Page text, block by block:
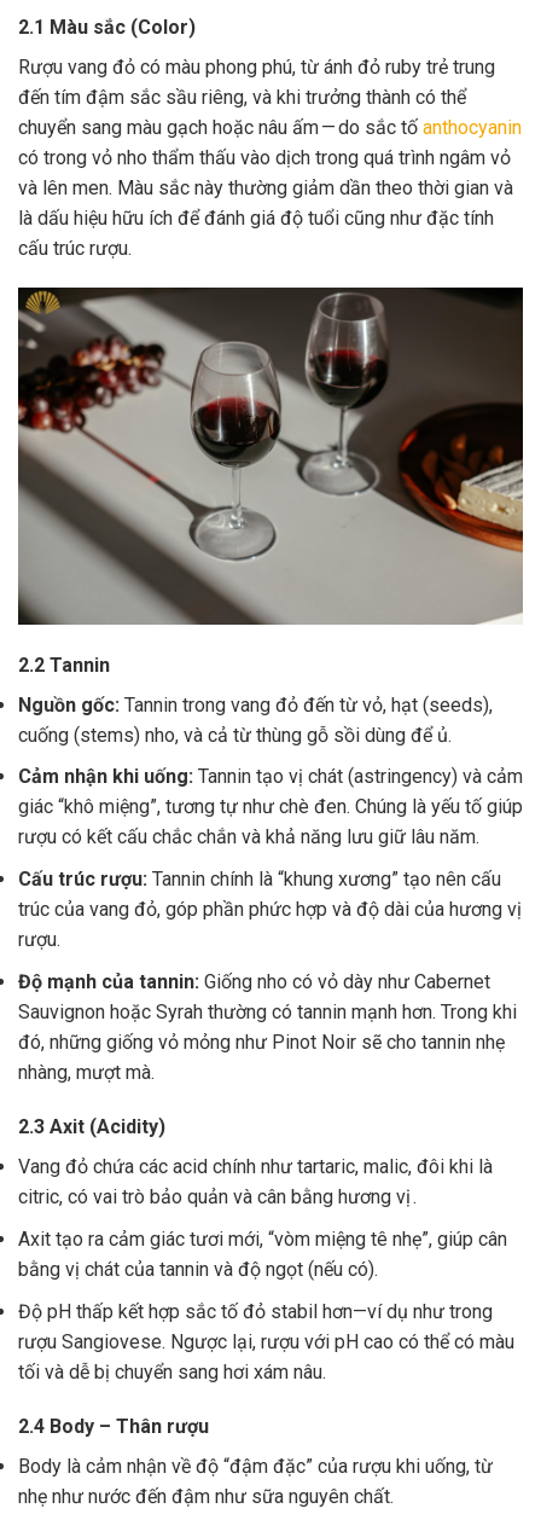
2.1 Màu sắc (Color)
Rượu vang đỏ có màu phong phú, từ ánh đỏ ruby trẻ trung
đến tím đậm sắc sầu riêng, và khi trưởng thành có thể
chuyển sang màu gạch hoặc nâu ấm — do sắc tố anthocyanin
có trong vỏ nho thẩm thấu vào dịch trong quá trình ngâm vỏ
và lên men. Màu sắc này thường giảm dần theo thời gian và
là dấu hiệu hữu ích để đánh giá độ tuổi cũng như đặc tính
cấu trúc rượu.
2.2 Tannin
Nguồn gốc: Tannin trong vang đỏ đến từ vỏ, hạt (seeds),
cuống (stems) nho, và cả từ thùng gỗ sồi dùng để ủ.
Cảm nhận khi uống: Tannin tạo vị chát (astringency) và cảm
giác “khô miệng”, tương tự như chè đen. Chúng là yếu tố giúp
rượu có kết cấu chắc chắn và khả năng lưu giữ lâu năm.
Cấu trúc rượu: Tannin chính là “khung xương” tạo nên cấu
trúc của vang đỏ, góp phần phức hợp và độ dài của hương vị
rượu.
Độ mạnh của tannin: Giống nho có vỏ dày như Cabernet
Sauvignon hoặc Syrah thường có tannin mạnh hơn. Trong khi
đó, những giống vỏ mỏng như Pinot Noir sẽ cho tannin nhẹ
nhàng, mượt mà.
2.3 Axit (Acidity)
Vang đỏ chứa các acid chính như tartaric, malic, đôi khi là
citric, có vai trò bảo quản và cân bằng hương vị .
Axit tạo ra cảm giác tươi mới, “vòm miệng tê nhẹ”, giúp cân
bằng vị chát của tannin và độ ngọt (nếu có).
Độ pH thấp kết hợp sắc tố đỏ stabil hơn—ví dụ như trong
rượu Sangiovese. Ngược lại, rượu với pH cao có thể có màu
tối và dễ bị chuyển sang hơi xám nâu.
2.4 Body – Thân rượu
Body là cảm nhận về độ “đậm đặc” của rượu khi uống, từ
nhẹ như nước đến đậm như sữa nguyên chất.